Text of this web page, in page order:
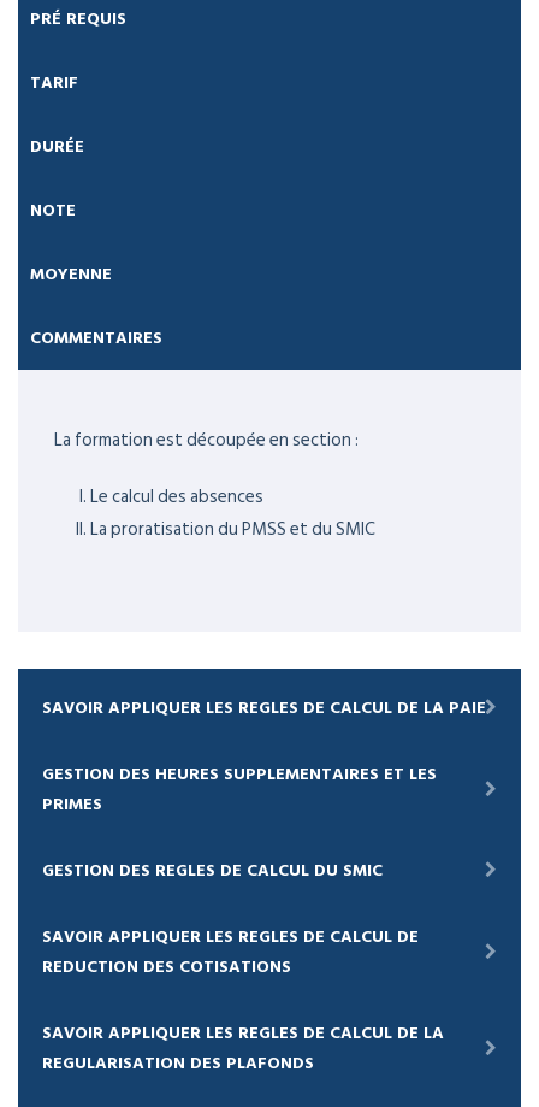
PRÉ REQUIS
TARIF
DURÉE
NOTE
MOYENNE
COMMENTAIRES
La formation est découpée en section :
Le calcul des absences
La proratisation du PMSS et du SMIC
SAVOIR APPLIQUER LES REGLES DE CALCUL DE LA PAIE
GESTION DES HEURES SUPPLEMENTAIRES ET LES
PRIMES
GESTION DES REGLES DE CALCUL DU SMIC
SAVOIR APPLIQUER LES REGLES DE CALCUL DE
REDUCTION DES COTISATIONS
SAVOIR APPLIQUER LES REGLES DE CALCUL DE LA
REGULARISATION DES PLAFONDS